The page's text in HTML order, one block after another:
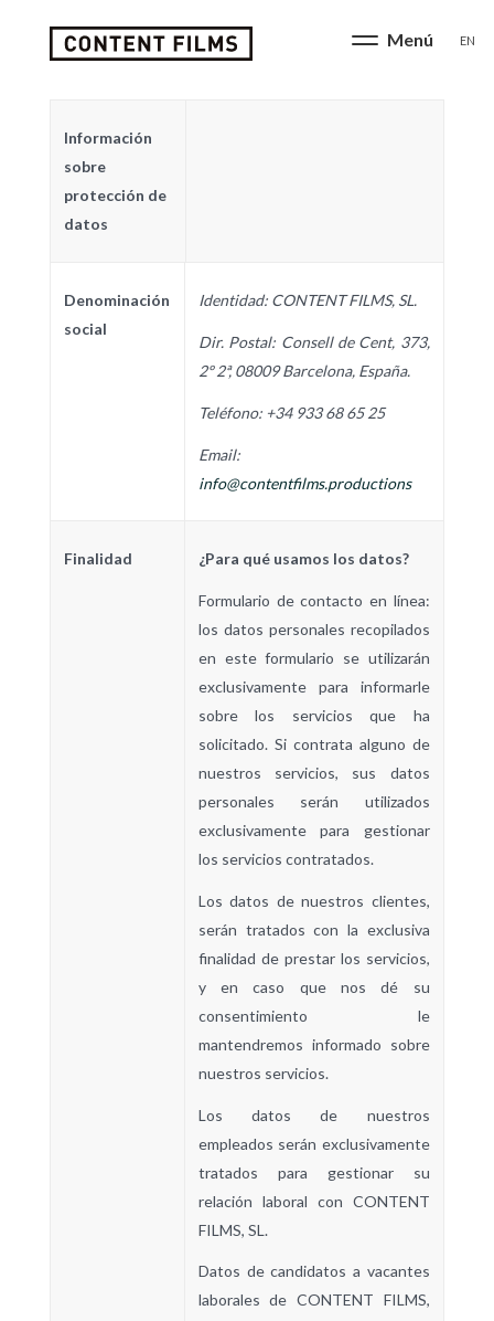
EN
Información
sobre
protección de
datos
Denominación
social
Identidad: CONTENT FILMS, SL.
Dir. Postal: Consell de Cent, 373,
2º 2ª, 08009 Barcelona, España.
Teléfono: +34 933 68 65 25
Email:
info@contentfilms.productions
Finalidad ¿Para qué usamos los datos?
Formulario de contacto en línea:
los datos personales recopilados
en este formulario se utilizarán
exclusivamente para informarle
sobre los servicios que ha
solicitado. Si contrata alguno de
nuestros servicios, sus datos
personales serán utilizados
exclusivamente para gestionar
los servicios contratados.
Los datos de nuestros clientes,
serán tratados con la exclusiva
finalidad de prestar los servicios,
y en caso que nos dé su
consentimiento le
mantendremos informado sobre
nuestros servicios.
Los datos de nuestros
empleados serán exclusivamente
tratados para gestionar su
relación laboral con CONTENT
FILMS, SL.
Datos de candidatos a vacantes
laborales deCONTENT FILMS,